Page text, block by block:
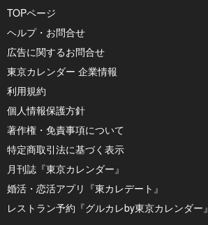
TOPページ
ヘルプ・お問合せ
広告に関するお問合せ
東京カレンダー 企業情報
利用規約
個人情報保護方針
著作権・免責事項について
特定商取引法に基づく表示
月刊誌『東京カレンダー』
婚活・恋活アプリ『東カレデート』
レストラン予約『グルカレby東京カレンダー』